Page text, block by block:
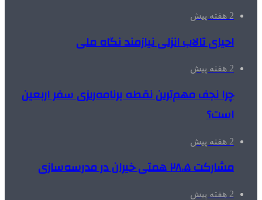
2 هفته پیش
احیای تالاب انزلی نیازمند نگاه ملی
2 هفته پیش
چرا نجف مهم‌ترین نقطه برنامه‌ریزی سفر اربعین
است؟
2 هفته پیش
مشارکت ۲۸.۵ همتی خیران در مدرسه‌سازی
2 هفته پیش